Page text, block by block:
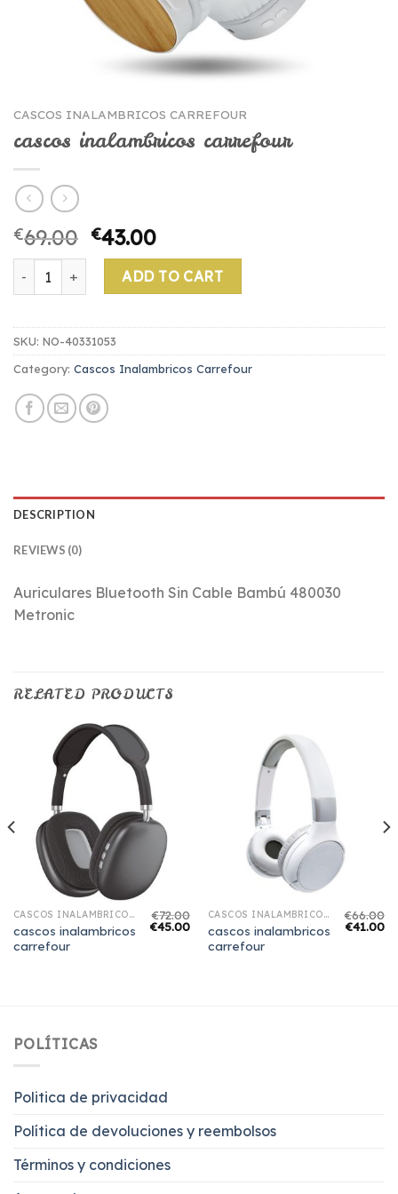
CASCOS INALAMBRICOS CARREFOUR
cascos inalambricos carrefour
€69.00 €43.00
cascos inalambricos carrefour quantity
ADD TO CART
SKU: NO-40331053
Category: Cascos Inalambricos Carrefour
DESCRIPTION
REVIEWS (0)
Auriculares Bluetooth Sin Cable Bambú 480030
Metronic
RELATED PRODUCTS
CASCOS INALAMBRICOS CARREFOUR
cascos inalambricos
carrefour
€72.00
€45.00
CASCOS INALAMBRICOS CARREFOUR
cascos inalambricos
carrefour
€66.00
€41.00
POLÍTICAS
Politica de privacidad
Política de devoluciones y reembolsos
Términos y condiciones